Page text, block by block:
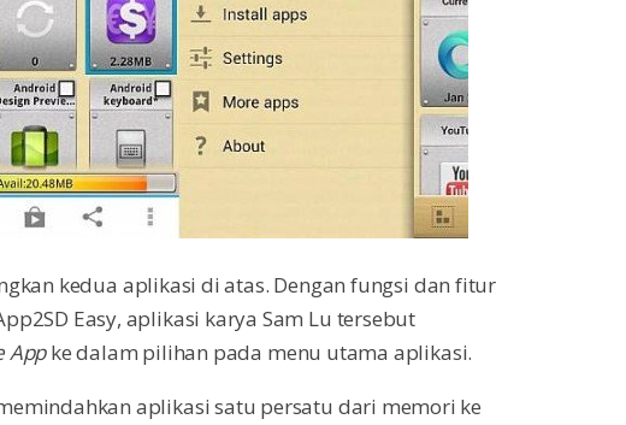
kedua aplikasi di atas. Dengan fungsi dan fitur
Easy, aplikasi karya Sam Lu tersebut
Appke dalam pilihan pada menu utama aplikasi.
aplikasi satu persatu dari memori ke